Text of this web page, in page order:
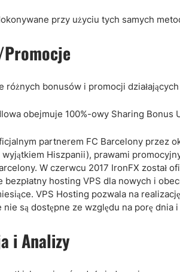
przy użyciu tych samych
różnych bonusów i promocji
obejmuje 100%-owy Sharing
partnerem FC Barcelony przez
wyjątkiem Hiszpanii), prawami
W czerwcu 2017 IronFX został
bezpłatny hosting VPS dla nowych i
VPS Hosting pozwala na
są dostępne ze względu na porę dnia
i Analizy